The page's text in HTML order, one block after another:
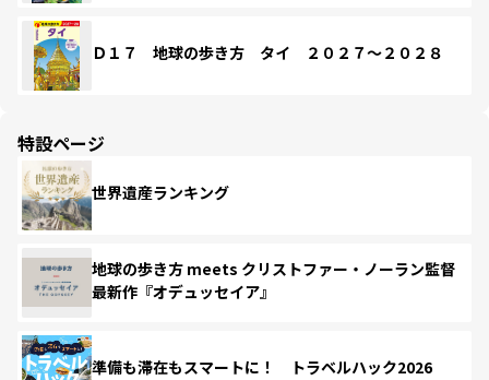
Ｄ１７ 地球の歩き方 タイ ２０２７～２０２８
特設ページ
世界遺産ランキング
地球の歩き方 meets クリストファー・ノーラン監督
最新作『オデュッセイア』
準備も滞在もスマートに！ トラベルハック2026